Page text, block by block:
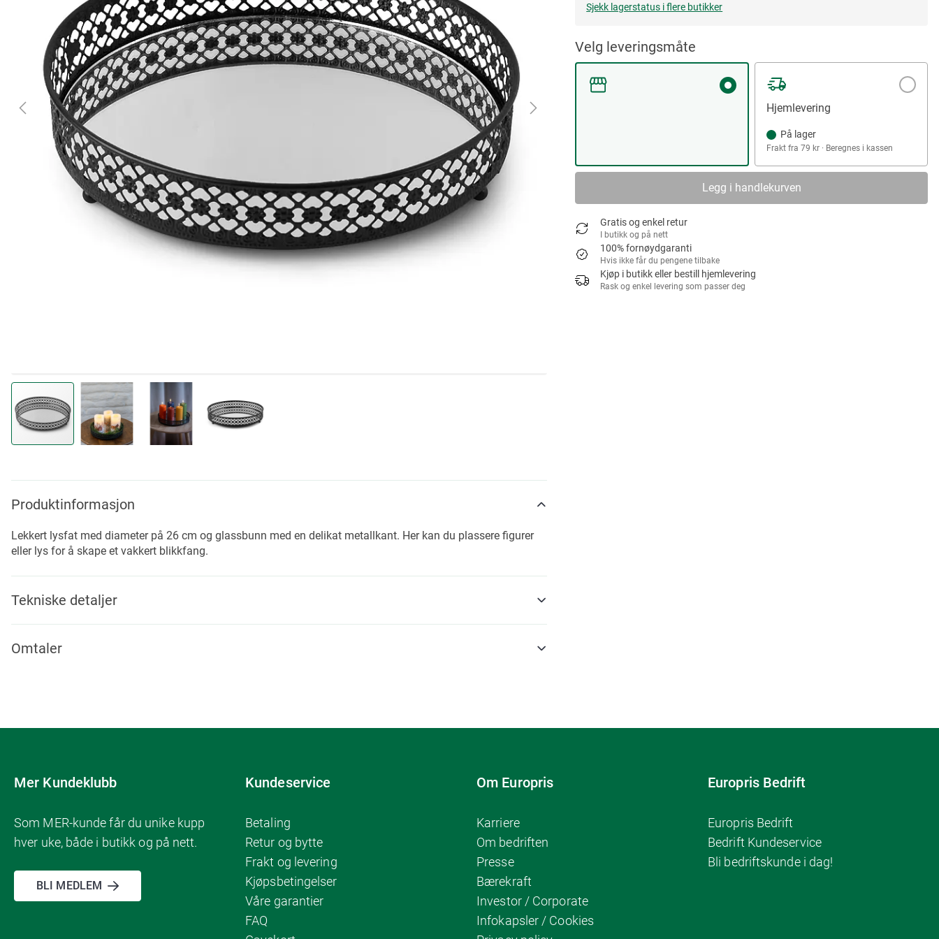
Sjekk lagerstatus i flere butikker
Velg leveringsmåte
Hjemlevering
På lager
Frakt fra 79 kr · Beregnes i kassen
Legg i handlekurven
Gratis og enkel retur
I butikk og på nett
100% fornøydgaranti
Hvis ikke får du pengene tilbake
Kjøp i butikk eller bestill hjemlevering
Rask og enkel levering som passer deg
the
beginning
the
images
gallery
Produktinformasjon
Lekkert lysfat med diameter på 26 cm og glassbunn med en delikat metallkant. Her kan du plassere figurer
eller lys for å skape et vakkert blikkfang.
Tekniske detaljer
Omtaler
Mer Kundeklubb
Som MER-kunde får du unike kupp
hver uke, både i butikk og på nett.
BLI MEDLEM
Kundeservice
Betaling
Retur og bytte
Frakt og levering
Kjøpsbetingelser
Våre garantier
FAQ
Om Europris
Karriere
Om bedriften
Presse
Bærekraft
Investor / Corporate
Infokapsler / Cookies
Europris Bedrift
Europris Bedrift
Bedrift Kundeservice
Bli bedriftskunde i dag!